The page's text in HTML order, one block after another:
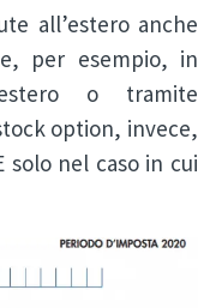
all’estero anche
per esempio, in
o tramite
option, invece,
solo nel caso in cui